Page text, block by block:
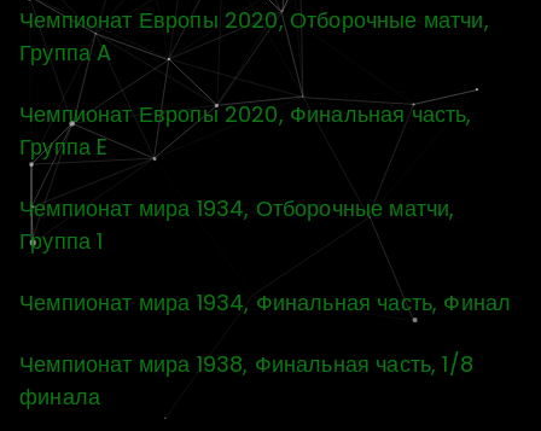
Чемпионат Европы 2020, Отборочные матчи,
Группа A
Чемпионат Европы 2020, Финальная часть,
Группа E
Чемпионат мира 1934, Отборочные матчи,
Группа 1
Чемпионат мира 1934, Финальная часть, Финал
Чемпионат мира 1938, Финальная часть, 1/8
финала